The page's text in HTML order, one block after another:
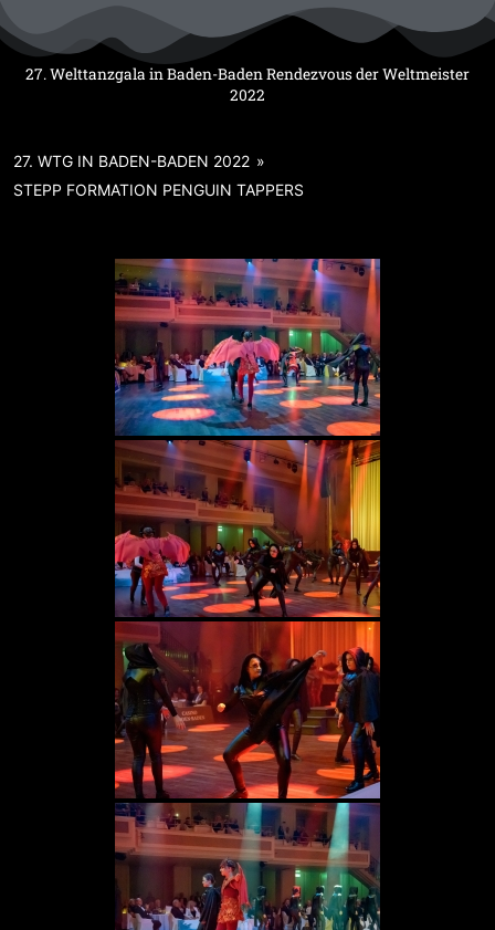
Inhalt
springen
27. Welttanzgala in Baden-Baden Rendezvous der Weltmeister
2022
27. WTG IN BADEN-BADEN 2022 »
STEPP FORMATION PENGUIN TAPPERS